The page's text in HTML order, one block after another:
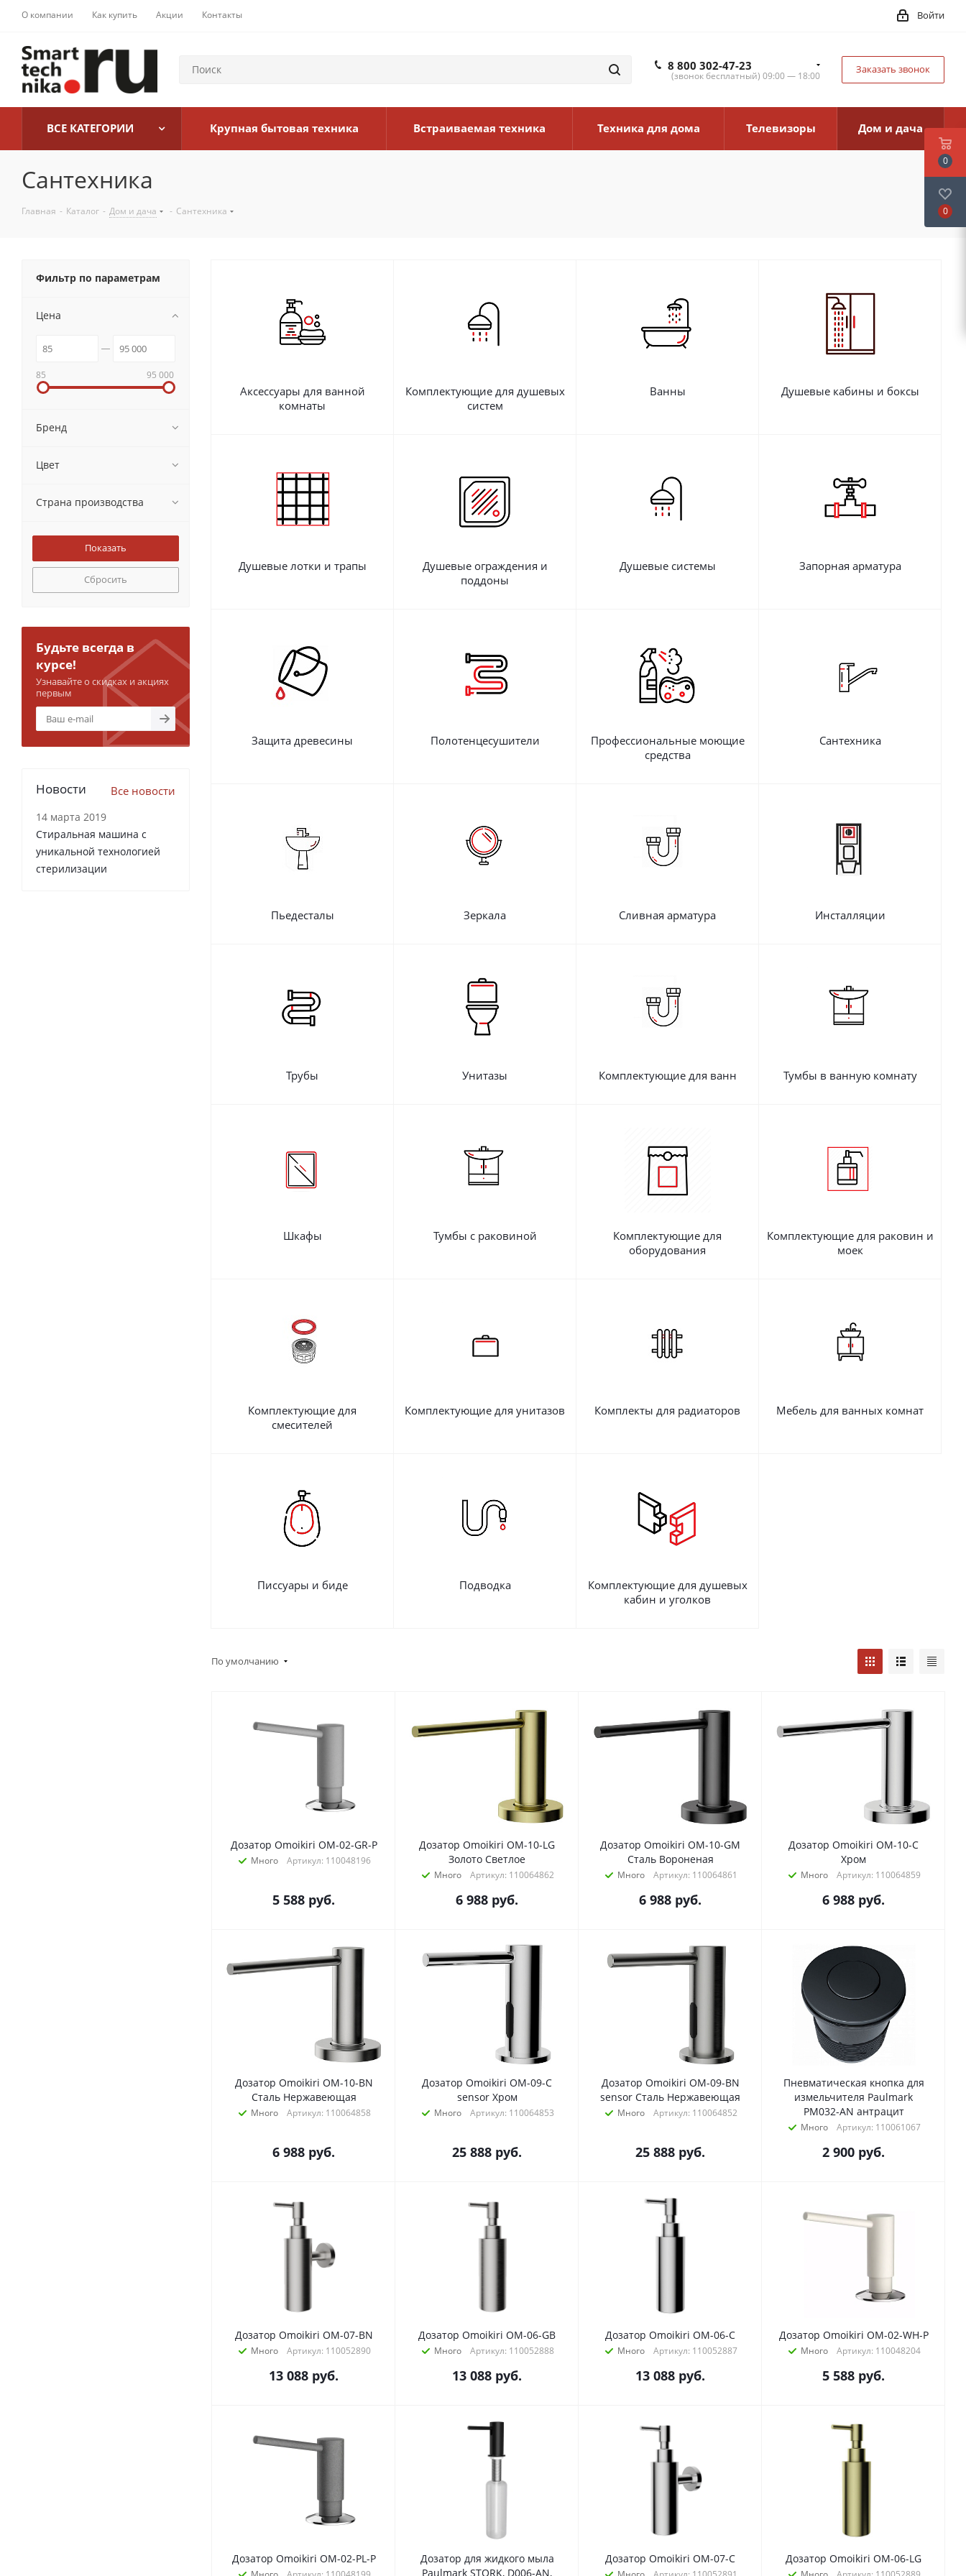
О компании Как купить Акции Контакты Войти
8 800 302-47-23
(звонок бесплатный) 09:00 — 18:00
Заказать звонок
ВСЕ КАТЕГОРИИ Крупная бытовая техника Встраиваемая техника Техника для дома Телевизоры Дом и дача
Сантехника
Главная - Каталог - Дом и дача - Сантехника
Аксессуары для ванной
комнаты
Комплектующие для душевых
систем
Ванны Душевые кабины и боксы
Душевые лотки и трапы
Душевые ограждения и
поддоны
Душевые системы Запорная арматура
Защита древесины Полотенцесушители
Профессиональные моющие
средства
Сантехника
Пьедесталы Зеркала Сливная арматура Инсталляции
Трубы Унитазы Комплектующие для ванн Тумбы в ванную комнату
Шкафы Тумбы с раковиной
Комплектующие для
оборудования
Комплектующие для раковин и
моек
Комплектующие для
смесителей
Комплектующие для унитазов Комплекты для радиаторов Мебель для ванных комнат
Писсуары и биде Подводка
Комплектующие для душевых
кабин и уголков
По умолчанию
Дозатор Omoikiri OM-02-GR-P
Много Артикул: 110048196
5 588 руб.
Дозатор Omoikiri OM-10-LG
Золото Светлое
Много Артикул: 110064862
6 988 руб.
Дозатор Omoikiri OM-10-GM
Сталь Вороненая
Много Артикул: 110064861
6 988 руб.
Дозатор Omoikiri OM-10-C
Хром
Много Артикул: 110064859
6 988 руб.
Дозатор Omoikiri OM-10-BN
Сталь Нержавеющая
Много Артикул: 110064858
6 988 руб.
Дозатор Omoikiri OM-09-C
sensor Хром
Много Артикул: 110064853
25 888 руб.
Дозатор Omoikiri OM-09-BN
sensor Сталь Нержавеющая
Много Артикул: 110064852
25 888 руб.
Пневматическая кнопка для
измельчителя Paulmark
PM032-AN антрацит
Много Артикул: 110061067
2 900 руб.
Дозатор Omoikiri OM-07-BN
Много Артикул: 110052890
13 088 руб.
Дозатор Omoikiri OM-06-GB
Много Артикул: 110052888
13 088 руб.
Дозатор Omoikiri OM-06-C
Много Артикул: 110052887
13 088 руб.
Дозатор Omoikiri OM-02-WH-P
Много Артикул: 110048204
5 588 руб.
Дозатор Omoikiri OM-02-PL-P
Дозатор для жидкого мыла
Paulmark STORK, D006-AN,
Дозатор Omoikiri OM-07-C Дозатор Omoikiri OM-06-LG
Фильтр по параметрам
Цена
85 95 000
Бренд
Цвет
Страна производства
Сбросить
Будьте всегда в
курсе!
Узнавайте о скидках и акциях
первым
Новости Все новости
14 марта 2019
Стиральная машина с
уникальной технологией
стерилизации
0
0